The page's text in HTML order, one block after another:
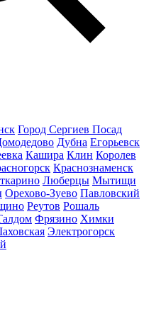
Город Сергиев Посад
Дубна Егорьевск
Кашира Клин Королев
Краснознаменск
Люберцы Мытищи
Орехово-Зуево Павловский
Реутов Рошаль
Фрязино Химки
Электрогорск